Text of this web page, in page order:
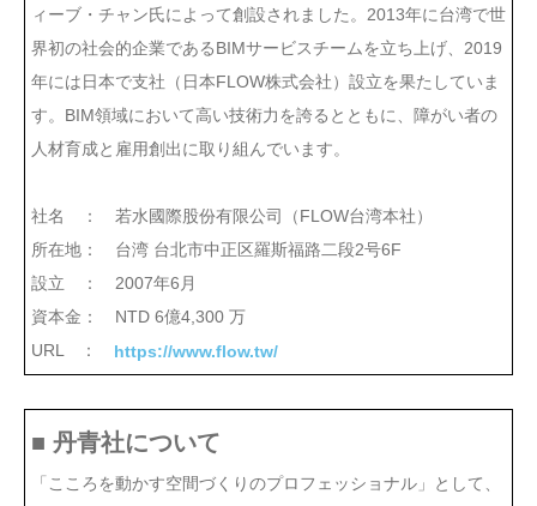
ィーブ・チャン氏によって創設されました。2013年に台湾で世
界初の社会的企業であるBIMサービスチームを立ち上げ、2019
年には日本で支社（日本FLOW株式会社）設立を果たしていま
す。BIM領域において高い技術力を誇るとともに、障がい者の
人材育成と雇用創出に取り組んでいます。
社名 ： 若水國際股份有限公司（FLOW台湾本社）
所在地： 台湾 台北市中正区羅斯福路二段2号6F
設立 ： 2007年6月
資本金： NTD 6億4,300 万
URL ： https://www.flow.tw/
■ 丹青社について
「こころを動かす空間づくりのプロフェッショナル」として、